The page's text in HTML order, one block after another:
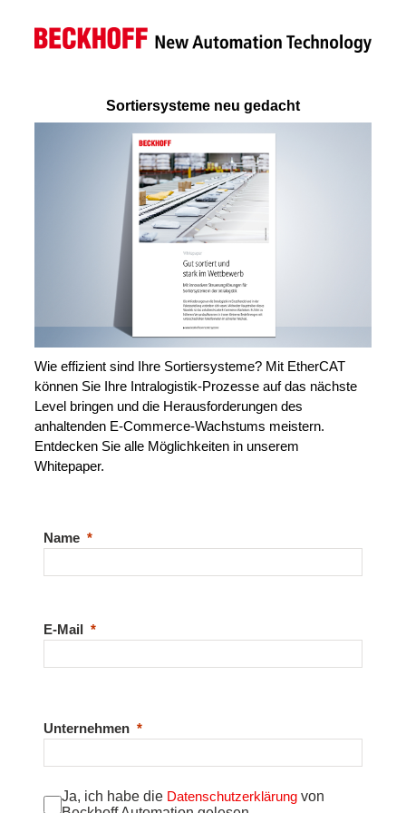
Sortiersysteme neu gedacht
Wie effizient sind Ihre Sortiersysteme? Mit EtherCAT
können Sie Ihre Intralogistik-Prozesse auf das nächste
Level bringen und die Herausforderungen des
anhaltenden E-Commerce-Wachstums meistern.
Entdecken Sie alle Möglichkeiten in unserem
Whitepaper.
Name
E-Mail
Unternehmen
Ja, ich habe die Datenschutzerklärung von